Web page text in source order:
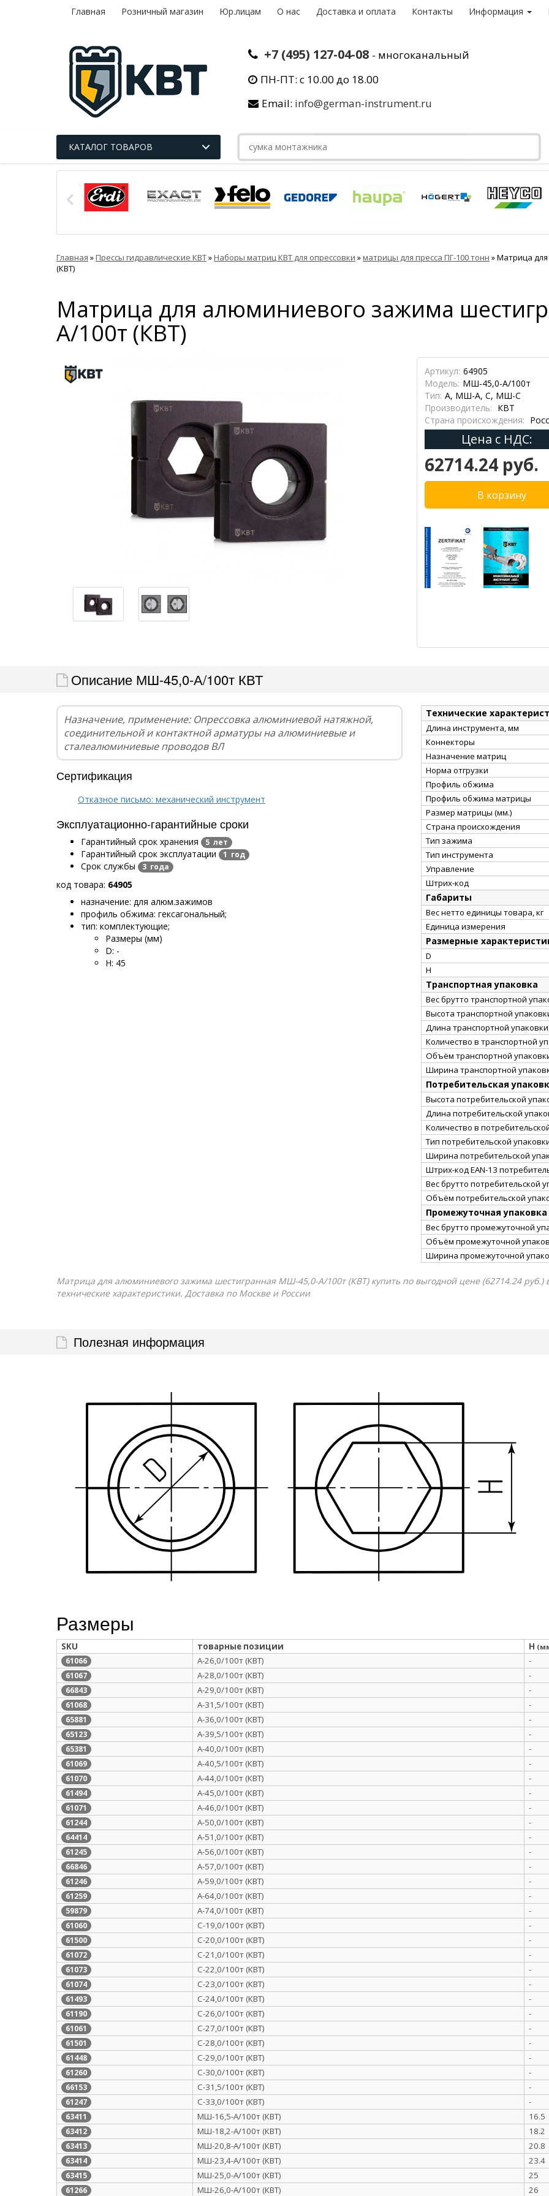
Главная Розничный магазин Юр.лицам О нас Доставка и оплата Контакты Информация
+7 (495) 127-04-08 - многоканальный
ПН-ПТ: с 10.00 до 18.00
Email: info@german-instrument.ru
КАТАЛОГ ТОВАРОВ
Главная »Прессы гидравлические КВТ»Наборы матриц КВТ для опрессовки »матрицы для пресса ПГ-100 тонн »Матрица
(КВТ)
Матрица для алюминиевого зажима
А/100т (КВТ)
Артикул: 64905
Модель: МШ-45,0-А/100т
Тип: А, МШ-А, С, МШ-С
Производитель: КВТ
Страна происхождения:
Цена с НДС:
62714.24 руб.
Описание МШ-45,0-А/100т КВТ
Назначение, применение: Опрессовка алюминиевой натяжной,
соединительной и контактной арматуры на алюминиевые и
сталеалюминиевые проводов ВЛ
Сертификация
Отказное письмо: механический инструмент
Эксплуатационно-гарантийные сроки
Гарантийный срок хранения 5 лет
Гарантийный срок эксплуатации 1 год
Срок службы 3 года
код товара: 64905
назначение: для алюм.зажимов
профиль обжима: гексагональный;
тип: комплектующие;
Размеры (мм)
D: -
H: 45
Технические
Длина инструмента, мм
Коннекторы
Назначение матриц
Норма отгрузки
Профиль обжима
Профиль обжима матрицы
Размер матрицы (мм.)
Страна происхождения
Тип зажима
Тип инструмента
Управление
Штрих-код
Габариты
Вес нетто единицы товара, кг
Единица измерения
Размерные
D
H
Транспортная упаковка
Вес брутто транспортной
Высота транспортной
Длина транспортной
Количество в транспортной
Объём транспортной
Ширина транспортной
Потребительская
Высота потребительской
Длина потребительской
Количество в
Тип потребительской
Ширина потребительской
Штрих-код EAN-13
Вес брутто потребительской
Объём потребительской
Промежуточная упаковка
Вес брутто промежуточной
Объём промежуточной
Ширина промежуточной
Матрица для алюминиевого зажима шестигранная МШ-45,0-А/100т (КВТ) купить по выгодной цене (62714.24 руб.)
технические характеристики. Доставка по Москве и России
Полезная информация
Размеры
SKU товарные позиции H
61066 А-26,0/100т (КВТ) -
61067 А-28,0/100т (КВТ) -
66843 А-29,0/100т (КВТ) -
61068 А-31,5/100т (КВТ) -
65881 А-36,0/100т (КВТ) -
65123 А-39,5/100т (КВТ) -
65381 А-40,0/100т (КВТ) -
61069 А-40,5/100т (КВТ) -
61070 А-44,0/100т (КВТ) -
61494 А-45,0/100т (КВТ) -
61071 А-46,0/100т (КВТ) -
61244 А-50,0/100т (КВТ) -
64414 А-51,0/100т (КВТ) -
61245 А-56,0/100т (КВТ) -
66846 А-57,0/100т (КВТ) -
61246 А-59,0/100т (КВТ) -
61259 А-64,0/100т (КВТ) -
59879 А-74,0/100т (КВТ) -
61060 С-19,0/100т (КВТ) -
61500 С-20,0/100т (КВТ) -
61072 С-21,0/100т (КВТ) -
61073 С-22,0/100т (КВТ) -
61074 С-23,0/100т (КВТ) -
61493 С-24,0/100т (КВТ) -
61190 С-26,0/100т (КВТ) -
61061 С-27,0/100т (КВТ) -
61501 С-28,0/100т (КВТ) -
61448 С-29,0/100т (КВТ) -
61260 С-30,0/100т (КВТ) -
66153 С-31,5/100т (КВТ) -
61247 С-33,0/100т (КВТ) -
63411 МШ-16,5-А/100т (КВТ) 16.5
63412 МШ-18,2-А/100т (КВТ) 18.2
63413 МШ-20,8-А/100т (КВТ) 20.8
63414 МШ-23,4-А/100т (КВТ) 23.4
63415 МШ-25,0-А/100т (КВТ) 25
61266 МШ-26,0-А/100т (КВТ) 26